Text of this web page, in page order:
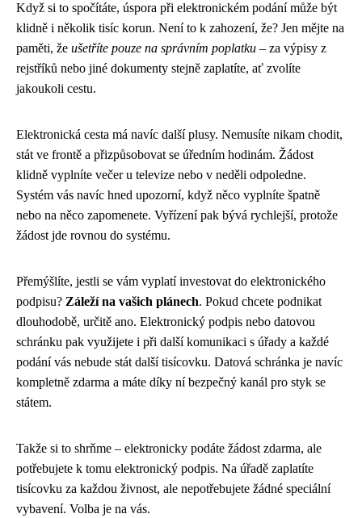
Když si to spočítáte, úspora při elektronickém podání může být
klidně i několik tisíc korun. Není to k zahození, že? Jen mějte na
paměti, že ušetříte pouze na správním poplatku – za výpisy z
rejstříků nebo jiné dokumenty stejně zaplatíte, ať zvolíte
jakoukoli cestu.
Elektronická cesta má navíc další plusy. Nemusíte nikam chodit,
stát ve frontě a přizpůsobovat se úředním hodinám. Žádost
klidně vyplníte večer u televize nebo v neděli odpoledne.
Systém vás navíc hned upozorní, když něco vyplníte špatně
nebo na něco zapomenete. Vyřízení pak bývá rychlejší, protože
žádost jde rovnou do systému.
Přemýšlíte, jestli se vám vyplatí investovat do elektronického
podpisu? Záleží na vašich plánech. Pokud chcete podnikat
dlouhodobě, určitě ano. Elektronický podpis nebo datovou
schránku pak využijete i při další komunikaci s úřady a každé
podání vás nebude stát další tisícovku. Datová schránka je navíc
kompletně zdarma a máte díky ní bezpečný kanál pro styk se
státem.
Takže si to shrňme – elektronicky podáte žádost zdarma, ale
potřebujete k tomu elektronický podpis. Na úřadě zaplatíte
tisícovku za každou živnost, ale nepotřebujete žádné speciální
vybavení. Volba je na vás.